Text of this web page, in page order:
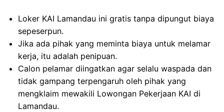
Loker KAI Lamandau ini gratis tanpa dipungut biaya
sepeserpun.
Jika ada pihak yang meminta biaya untuk melamar
kerja, itu adalah penipuan.
Calon pelamar diingatkan agar selalu waspada dan
tidak gampang terpengaruh oleh pihak yang
mengklaim mewakili Lowongan Pekerjaan KAI di
Lamandau.